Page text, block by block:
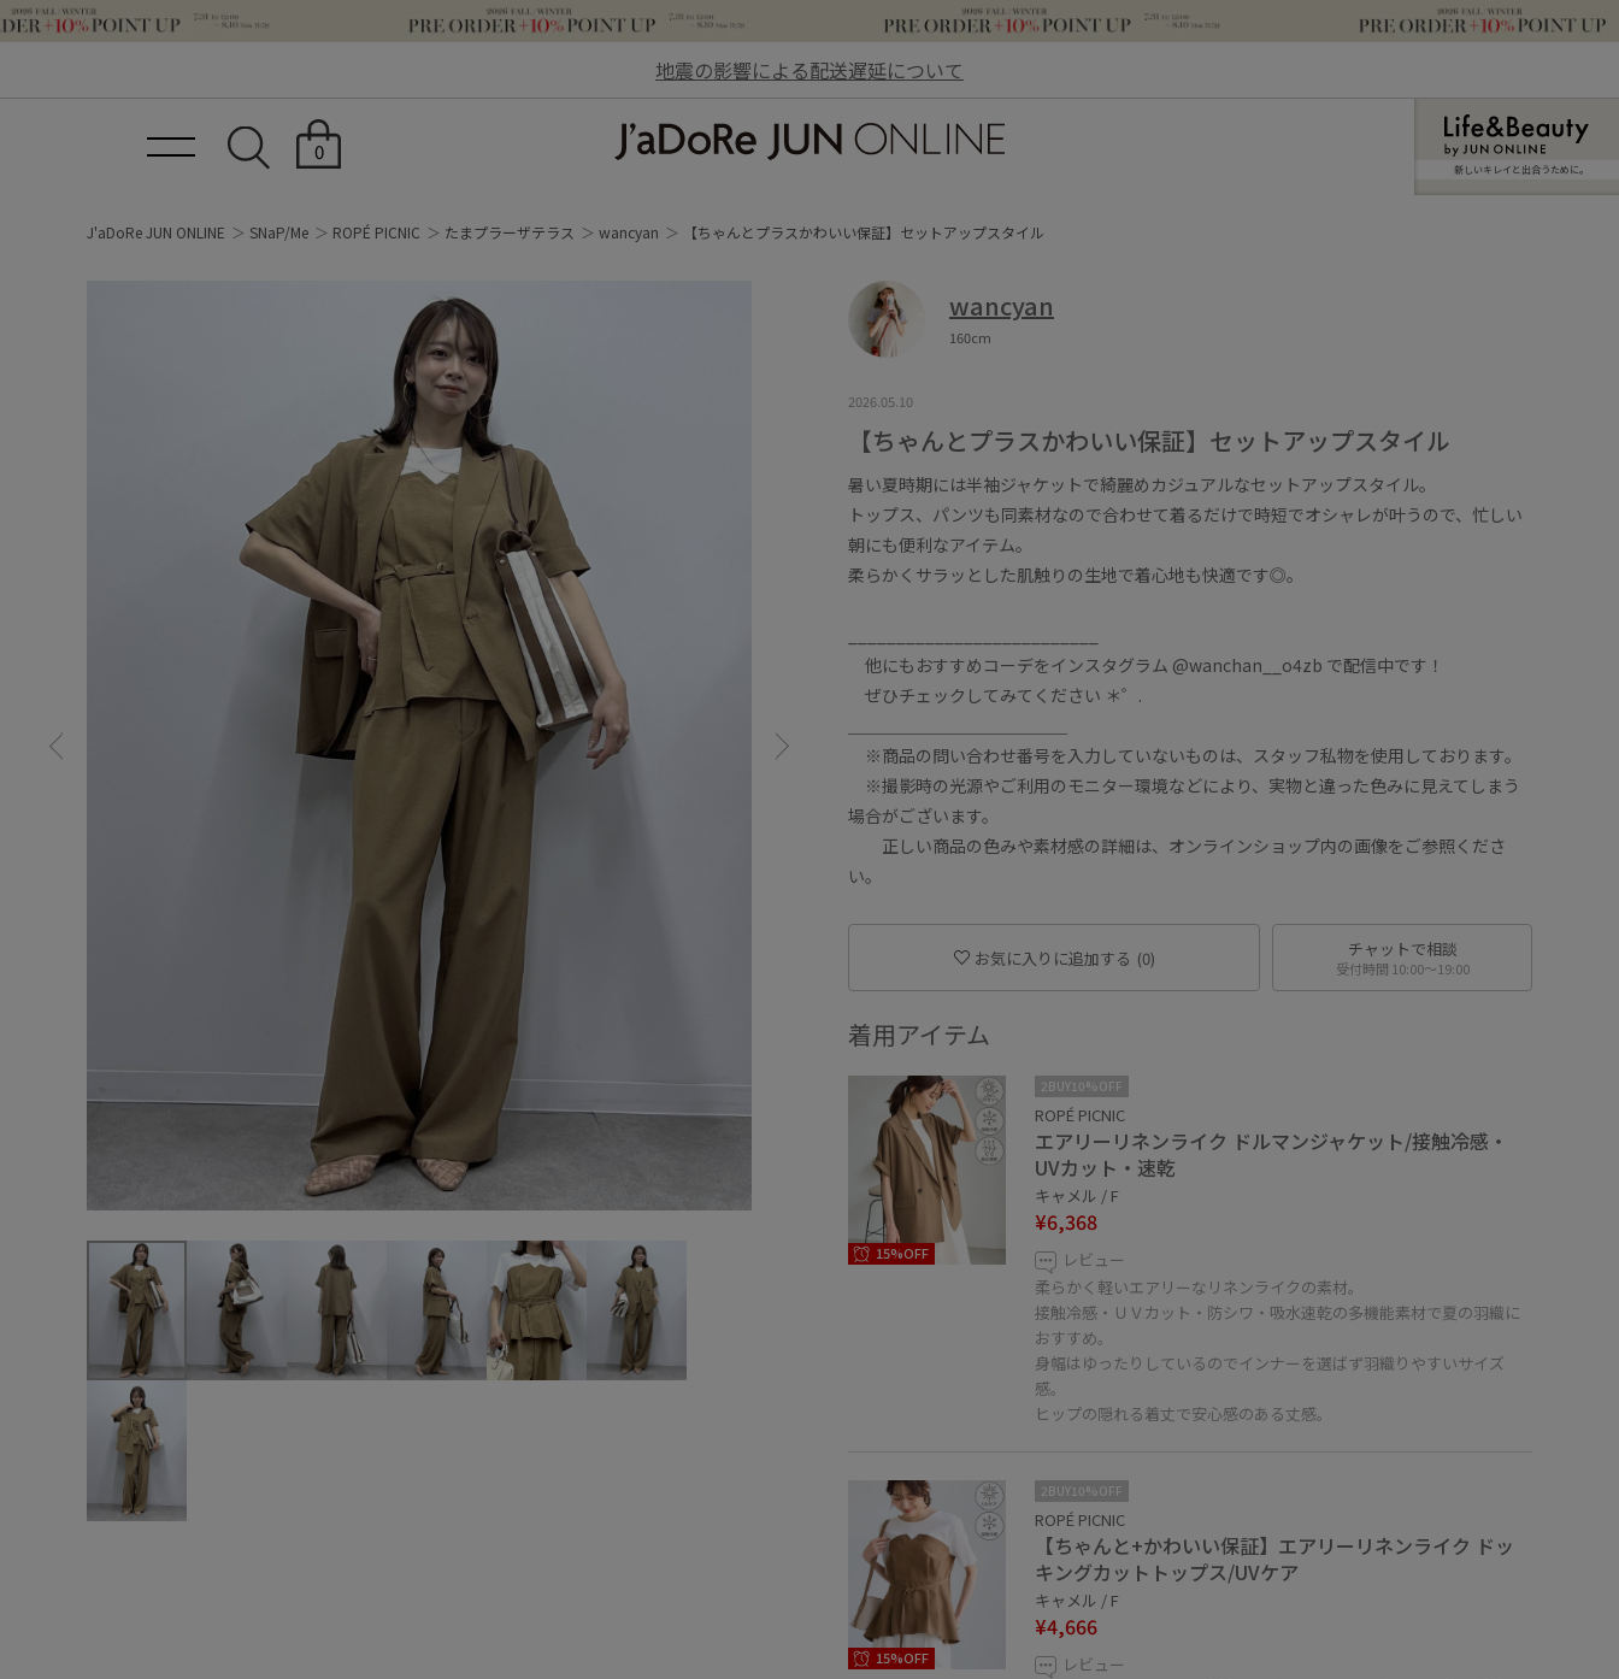
地震の影響による配送遅延について
0
新しいキレイと出合うために。
J'aDoRe JUN ONLINE SNaP/Me ROPÉ PICNIC たまプラーザテラス wancyan 【ちゃんとプラスかわいい保証】セットアップスタイル
wancyan
160cm
2026.05.10
【ちゃんとプラスかわいい保証】セットアップスタイル
暑い夏時期には半袖ジャケットで綺麗めカジュアルなセットアップスタイル。
トップス、パンツも同素材なので合わせて着るだけで時短でオシャレが叶うので、忙しい
朝にも便利なアイテム。
柔らかくサラッとした肌触りの生地で着心地も快適です◎。
他にもおすすめコーデをインスタグラム @wanchan__o4zb で配信中です！
ぜひチェックしてみてください ＊゜.
※商品の問い合わせ番号を入力していないものは、スタッフ私物を使用しております。
※撮影時の光源やご利用のモニター環境などにより、実物と違った色みに見えてしまう
場合がございます。
正しい商品の色みや素材感の詳細は、オンラインショップ内の画像をご参照くださ
い。
お気に入りに追加する (0) チャットで相談
受付時間 10:00〜19:00
着用アイテム
15%OFF
2BUY10%OFF
ROPÉ PICNIC
エアリーリネンライク ドルマンジャケット/接触冷感・
UVカット・速乾
キャメル / F
¥6,368
レビュー
柔らかく軽いエアリーなリネンライクの素材。
接触冷感・ＵＶカット・防シワ・吸水速乾の多機能素材で夏の羽織に
おすすめ。
身幅はゆったりしているのでインナーを選ばず羽織りやすいサイズ
感。
ヒップの隠れる着丈で安心感のある丈感。
15%OFF
2BUY10%OFF
ROPÉ PICNIC
【ちゃんと+かわいい保証】エアリーリネンライク ドッ
キングカットトップス/UVケア
キャメル / F
¥4,666
レビュー